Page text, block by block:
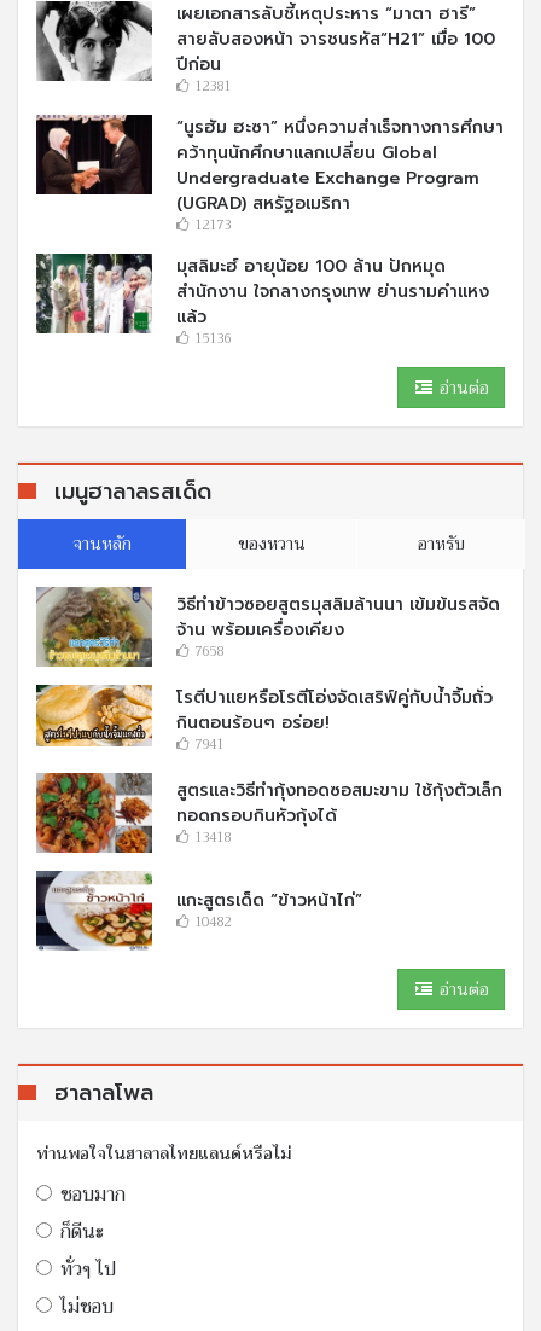
เผยเอกสารลับชี้เหตุประหาร “มาตา ฮารี”
สายลับสองหน้า จารชนรหัส“H21” เมื่อ 100
ปีก่อน
12381
“นูรฮัม ฮะซา” หนึ่งความสำเร็จทางการศึกษา
คว้าทุนนักศึกษาแลกเปลี่ยน Global
Undergraduate Exchange Program
(UGRAD) สหรัฐอเมริกา
12173
มุสลิมะฮ์ อายุน้อย 100 ล้าน ปักหมุด
สำนักงาน ใจกลางกรุงเทพ ย่านรามคำแหง
แล้ว
15136
อ่านต่อ
เมนูฮาลาลรสเด็ด
จานหลัก ของหวาน อาหรับ
วิธีทำข้าวซอยสูตรมุสลิมล้านนา เข้มข้นรสจัด
จ้าน พร้อมเครื่องเคียง
7658
โรตีปาแยหรือโรตีโอ่งจัดเสริฟ์คู่กับนํ้าจิ้มถั่ว
กินตอนร้อนๆ อร่อย!
7941
สูตรและวิธีทำกุ้งทอดซอสมะขาม ใช้กุ้งตัวเล็ก
ทอดกรอบกินหัวกุ้งได้
13418
แกะสูตรเด็ด “ข้าวหน้าไก่”
10482
อ่านต่อ
ฮาลาลโพล
ท่านพอใจในฮาลาลไทยแลนด์หรือไม่
ชอบมาก
ก็ดีนะ
ทั่วๆ ไป
ไม่ชอบ